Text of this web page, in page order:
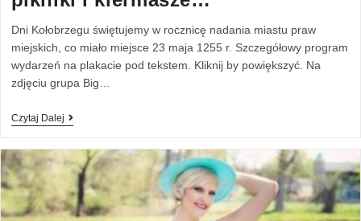
Dni Kołobrzegu świętujemy w rocznicę nadania miastu praw
miejskich, co miało miejsce 23 maja 1255 r. Szczegółowy program
wydarzeń na plakacie pod tekstem. Kliknij by powiększyć. Na
zdjęciu grupa Big…
Czytaj Dalej